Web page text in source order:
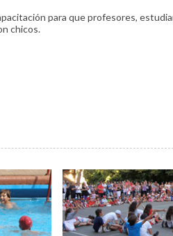
para que profesores,
chicos.